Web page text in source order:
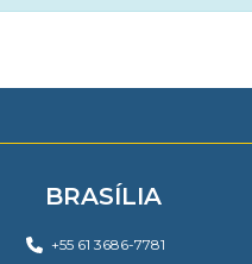
BRASÍLIA
+55 61 3686-7781